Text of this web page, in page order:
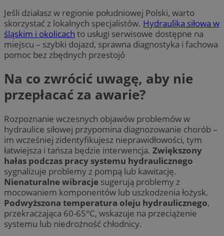
Jeśli działasz w regionie południowej Polski, warto
skorzystać z lokalnych specjalistów. Hydraulika siłowa w
śląskim i okolicach to usługi serwisowe dostępne na
miejscu – szybki dojazd, sprawna diagnostyka i fachowa
pomoc bez zbędnych przestojó
Na co zwrócić uwagę, aby nie
przepłacać za awarie?
Rozpoznanie wczesnych objawów problemów w
hydraulice siłowej przypomina diagnozowanie chorób –
im wcześniej zidentyfikujesz nieprawidłowości, tym
łatwiejsza i tańsza będzie interwencja. Zwiększony
hałas podczas pracy systemu hydraulicznego
sygnalizuje problemy z pompą lub kawitację.
Nienaturalne wibracje sugerują problemy z
mocowaniem komponentów lub uszkodzenia łożysk.
Podwyższona temperatura oleju hydraulicznego,
przekraczająca 60-65°C, wskazuje na przeciążenie
systemu lub niedrożność chłodnicy.